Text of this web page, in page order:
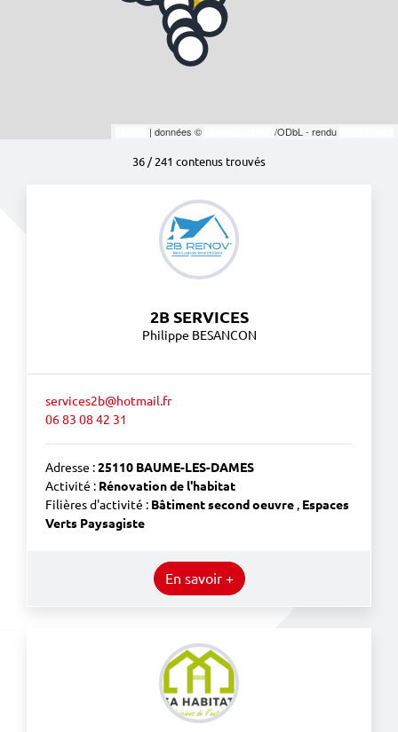
| données © /ODbL - rendu
36 / 241 contenus trouvés
2B SERVICES
Philippe BESANCON
services2b@hotmail.fr
06 83 08 42 31
Adresse :25110 BAUME-LES-DAMES
Activité : Rénovation de l'habitat
Filières d'activité : Bâtiment second oeuvre , Espaces
Verts Paysagiste
En savoir +